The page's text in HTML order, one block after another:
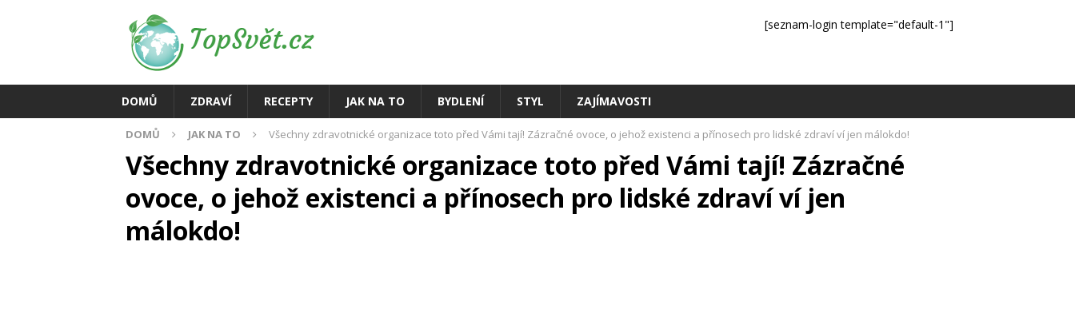
[seznam-login template="default-1"]
DOMŮ ZDRAVÍ RECEPTY JAK NA TO BYDLENÍ STYL ZAJÍMAVOSTI
DOMŮ JAK NA TO Všechny zdravotnické organizace toto před Vámi tají! Zázračné ovoce, o jehož existenci a přínosech pro lidské zdraví ví jen málokdo!
Všechny zdravotnické organizace toto před Vámi tají! Zázračné
ovoce, o jehož existenci a přínosech pro lidské zdraví ví jen
málokdo!